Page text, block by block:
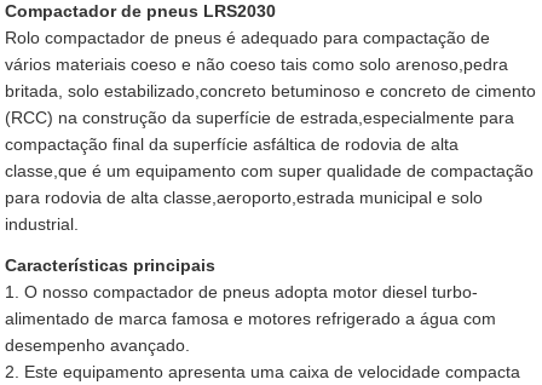
Compactador de pneus LRS2030
Rolo compactador de pneus é adequado para compactação de
vários materiais coeso e não coeso tais como solo arenoso,pedra
britada, solo estabilizado,concreto betuminoso e concreto de cimento
(RCC) na construção da superfície de estrada,especialmente para
compactação final da superfície asfáltica de rodovia de alta
classe,que é um equipamento com super qualidade de compactação
para rodovia de alta classe,aeroporto,estrada municipal e solo
industrial.
Características principais
1. O nosso compactador de pneus adopta motor diesel turbo-
alimentado de marca famosa e motores refrigerado a água com
desempenho avançado.
2. Este equipamento apresenta uma caixa de velocidade compacta